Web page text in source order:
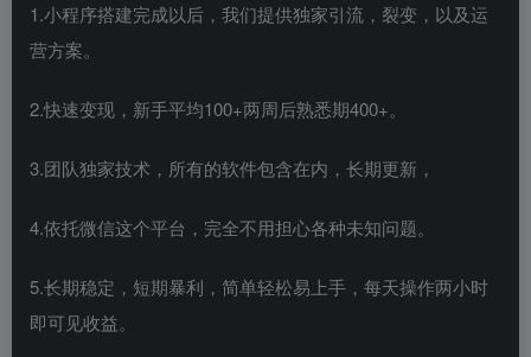
1.小程序搭建完成以后，我们提供独家引流，裂变，以及运
营方案。
2.快速变现，新手平均100+两周后熟悉期400+。
3.团队独家技术，所有的软件包含在内，长期更新，
4.依托微信这个平台，完全不用担心各种未知问题。
5.长期稳定，短期暴利，简单轻松易上手，每天操作两小时
即可见收益。